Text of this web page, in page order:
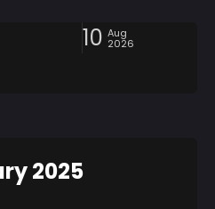
10 Aug
2026
2025